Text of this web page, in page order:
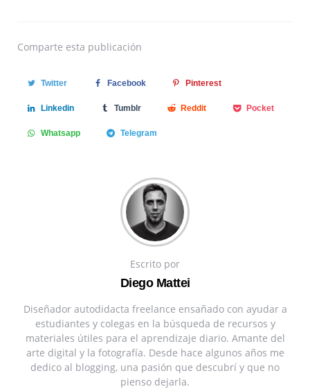
Comparte esta publicación
Twitter Facebook Pinterest
Linkedin Tumblr Reddit Pocket
Whatsapp Telegram
Escrito por
Diego Mattei
Diseñador autodidacta freelance ensañado con ayudar a
estudiantes y colegas en la búsqueda de recursos y
materiales útiles para el aprendizaje diario. Amante del
arte digital y la fotografía. Desde hace algunos años me
dedico al blogging, una pasión que descubrí y que no
pienso dejarla.